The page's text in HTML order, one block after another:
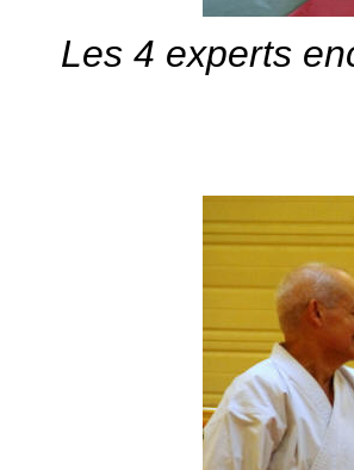
Les 4 experts